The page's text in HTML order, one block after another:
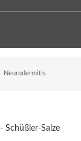
Neurodermitis